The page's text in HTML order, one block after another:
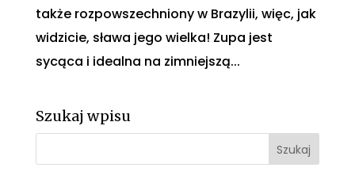
także rozpowszechniony w Brazylii, więc, jak
widzicie, sława jego wielka! Zupa jest
sycąca i idealna na zimniejszą...
Szukaj wpisu